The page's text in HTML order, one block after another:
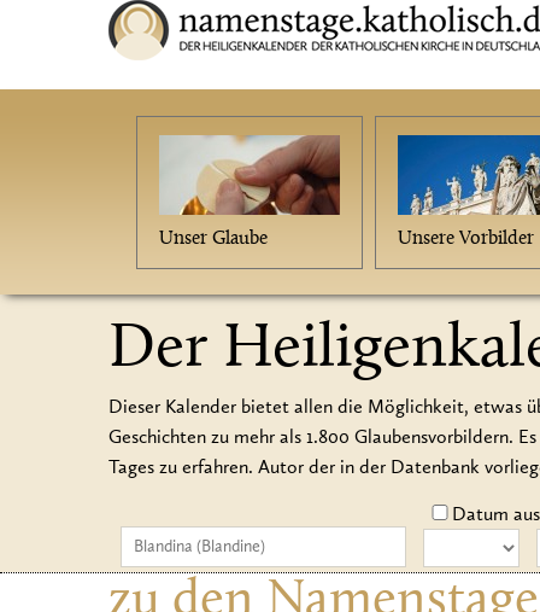
Unser Glaube Unsere Vorbilder
Der
Dieser Kalender bietet allen die Möglichkeit, etwas
Geschichten zu mehr als 1.800 Glaubensvorbildern.
Tages zu erfahren. Autor der in der Datenbank
Datum